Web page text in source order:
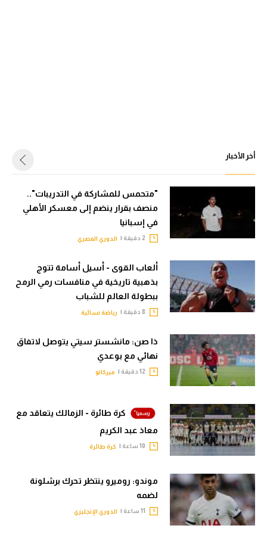
أخر الأخبار
"متحمس للمشاركة في التدريبات"..
منصف بقرار ينضم إلى معسكر الأهلي
في إسبانيا
الدوري المصري
ألعاب القوى - أسيل أسامة تتوج
بذهبية تاريخية في منافسات رمي الرمح
ببطولة العالم للشباب
رياضة نسائية
ذا صن: مانشستر سيتي يتوصل لاتفاق
نهائي مع بوعدي
ميركاتو
كرة طائرة - الزمالك يتعاقد مع
معاذ عبد الكريم
كرة طائرة
موندو: روميرو ينتظر تحرك برشلونة
لضمه
الدوري الإنجليزي